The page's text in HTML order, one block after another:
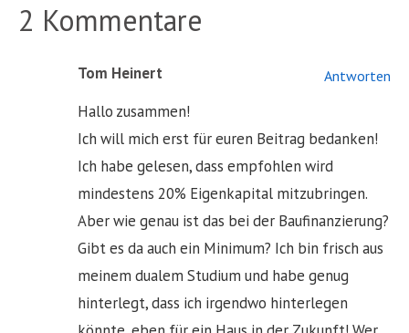
2 Kommentare
Tom Heinert Antworten
Hallo zusammen!
Ich will mich erst für euren Beitrag bedanken!
Ich habe gelesen, dass empfohlen wird
mindestens 20% Eigenkapital mitzubringen.
Aber wie genau ist das bei der Baufinanzierung?
Gibt es da auch ein Minimum? Ich bin frisch aus
meinem dualem Studium und habe genug
hinterlegt, dass ich irgendwo hinterlegen